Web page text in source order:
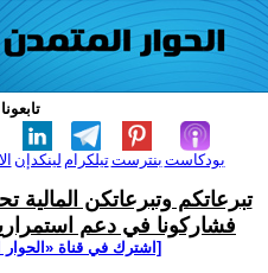
لينكدإن تيلكرامبنترست بودكاست
تبرعاتكم وتبرعاتكن المالية
فشاركونا في دعم
[اشترك في قناة ‫«الحوار